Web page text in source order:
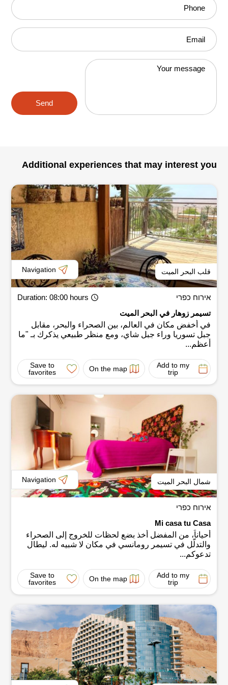
Phone
Email
Your message
Send
Additional experiences that may interest you
قلب البحر الميت Navigation
אירוח כפרי Duration: 08:00 hours
تسيمر زوهار في البحر الميت
في أخفض مكان في العالم، بين الصحراء والبحر، مقابل
جبل تسوريا وراء جبل شاي، ومع منظر طبيعي يذكرك بـ "ما
أعظم...
Add to my
trip
On the map
Save to
favorites
شمال البحر الميت Navigation
אירוח כפרי
Mi casa tu Casa
أحياناً، من المفضل أخذ بضع لحظات للخروج إلى الصحراء
والتدلّل في تسيمر رومانسي في مكان لا شبيه له. ليطال
تدعوكم...
Add to my
trip
On the map
Save to
favorites